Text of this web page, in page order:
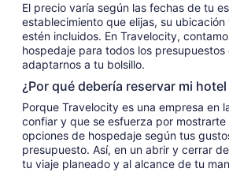
El precio varía según las fechas de tu
establecimiento que elijas, su
estén incluidos. En Travelocity,
hospedaje para todos los presupuestos
adaptarnos a tu bolsillo.
Porque Travelocity es una empresa en
confiar y que se esfuerza por mostrarte
opciones de hospedaje según tus
presupuesto. Así, en un abrir y cerrar
tu viaje planeado y al alcance de tu